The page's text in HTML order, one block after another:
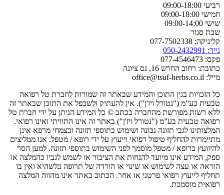
רביעי 09:00-18:00
חמישי 09:00-18:00
שישי 09:00-14:00
שבת סגור
קליניקה: 077-7502338
נייד: 050-2432991
פקס: 077-4546473
כתובת: רחוב החרש 16, נס ציונה
מייל: office@tsuf-herbs.co.il
כל הזכויות בגין התוכן והמידע שבאתר זה שמורות לחברת טל רפואה
טבעית בע”מ ("נטורל ויז'ן"). אין להעתיק ולשכפל את התוכן שבאתר זה
ללא רשות מפורשת מהחברה בכתב © כל המידע הניתן על ידי חברת טל
רפואה טבעית בע”מ ("נטורל ויז'ן") באתר זה אינו התוויתי ואינו רפואי.
המלצותינו לגבי תזונה נכונה ושימוש בתוספי תזונה ובצמחי מרפא אינן
מתיימרות להחליף טיפול רפואי וייעוץ על ידי רופא / מטפל. אנו ממליצים
להיוועץ ברופא / מטפל מוסמך לפני השימוש בתוספי תזונה. למען הסר
ספק, המידע אינו מיועד להנחות את הציבור או לשמש לגביו כהמלצה או
הוראה או עצה לשימוש או שינוי או הורדה של תרופה כלשהיא ואין בו
תחליף לייעוץ רפואי פרטני או אחר. הכתוב באתר אינו מהווה המלצה
רפואית מוסמכת.